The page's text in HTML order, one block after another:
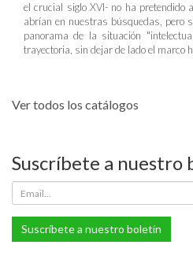
el crucial siglo XVI- no ha pretendido
abrían en nuestras búsquedas, pero
panorama de la situación
trayectoria, sin dejar de lado el marco
Ver todos los catálogos
Suscríbete a nuestro
Suscríbete a nuestro boletín